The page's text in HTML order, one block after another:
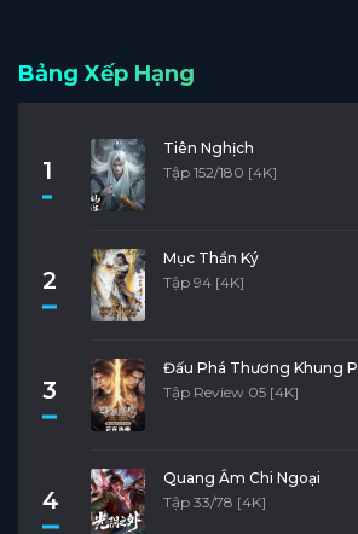
Bảng Xếp Hạng
1
Tiên Nghịch
Tập 152/180 [4K]
2
Mục Thần Ký
Tập 94 [4K]
3
Đấu Phá Thương Khung
Tập Review 05 [4K]
4
Quang Âm Chi Ngoại
Tập 33/78 [4K]